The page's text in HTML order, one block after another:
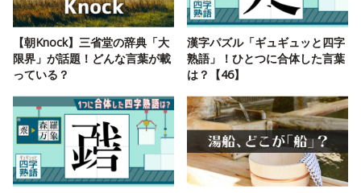
【朝Knock】三省堂の辞典「大
限界」が話題！どんな言葉が載
っている？
漢字パズル「ギュギュッと四字
熟語」！ひとつに合体した言葉
は？【46】